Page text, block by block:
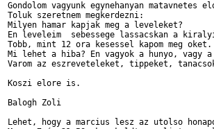
Gondolom vagyunk egynehanyan matavnetes
Toluk szeretnem megkerdezni:
Milyen hamar kapjak meg a leveleket?
En leveleim  sebessege lassacskan a
Tobb, mint 12 ora kesessel kapom meg oket.
Mi lehet a hiba? En vagyok a hunyo, vagy a
Varom az eszreveteleket, tippeket,
Koszi elore is.
Balogh Zoli
Lehet, hogy a marcius lesz az utolso